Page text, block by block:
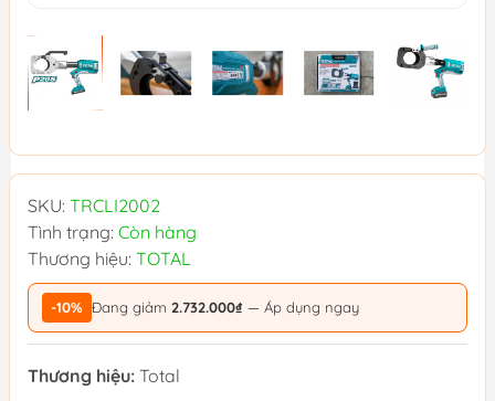
SKU: TRCLI2002
Tình trạng: Còn hàng
Thương hiệu: TOTAL
-10% Đang giảm 2.732.000₫ — Áp dụng ngay
Thương hiệu: Total